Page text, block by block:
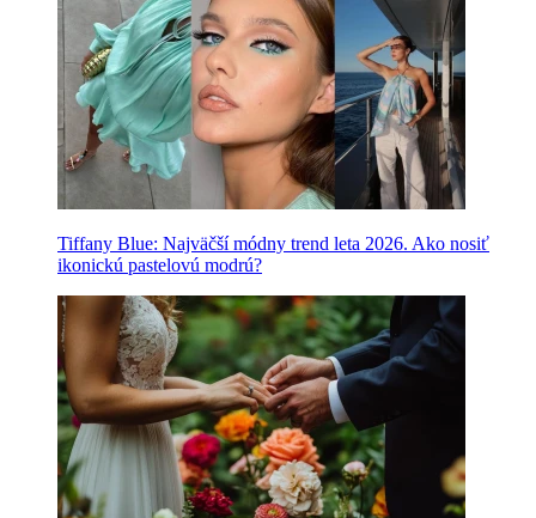
Tiffany Blue: Najväčší módny trend leta 2026. Ako nosiť
ikonickú pastelovú modrú?